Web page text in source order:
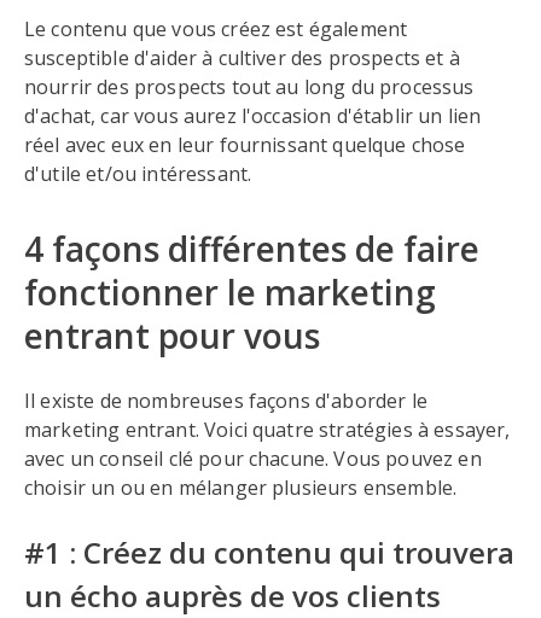
Le contenu que vous créez est également
susceptible d'aider à cultiver des prospects et à
nourrir des prospects tout au long du processus
d'achat, car vous aurez l'occasion d'établir un lien
réel avec eux en leur fournissant quelque chose
d'utile et/ou intéressant.
4 façons différentes de faire
fonctionner le marketing
entrant pour vous
Il existe de nombreuses façons d'aborder le
marketing entrant. Voici quatre stratégies à essayer,
avec un conseil clé pour chacune. Vous pouvez en
choisir un ou en mélanger plusieurs ensemble.
#1 : Créez du contenu qui trouvera
un écho auprès de vos clients